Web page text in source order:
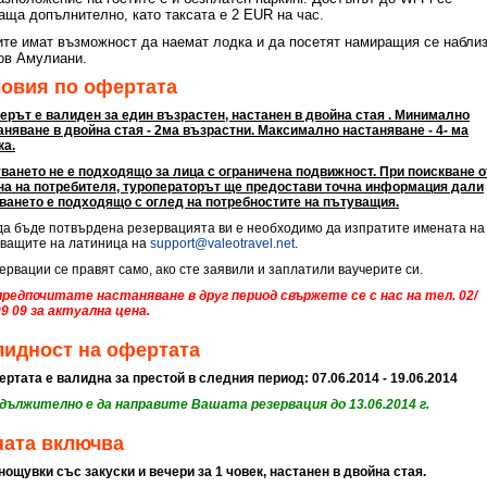
допълнително, като таксата е 2 EUR на час.
имат възможност да наемат лодка и да посетят намиращия се
Амулиани.
по офертата
е валиден за един възрастен, настанен в двойна стая . Минимално
в двойна стая - 2ма възрастни. Максимално настаняване - 4- ма
не е подходящо за лица с ограничена подвижност. При поискване
на потребителя, туроператорът ще предостави точна информация дали
е подходящо с оглед на потребностите на пътуващия.
бъде потвърдена резервацията ви е необходимо да изпратите имената на
на латиница на support@valeotravel.net.
се правят само, ако сте заявили и заплатили ваучерите си.
настаняване в друг период свържете се с нас на тел. 02/
09 за актуална цена.
на офертата
е валидна за престой в следния период: 07.06.2014 - 19.06.2014
е да направите Вашата резервация до 13.06.2014 г.
включва
със закуски и вечери за 1 човек, настанен в двойна стая.